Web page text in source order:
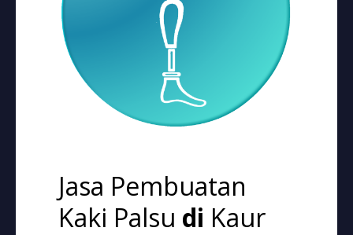
Jasa Pembuatan
Kaki Palsu di Kaur